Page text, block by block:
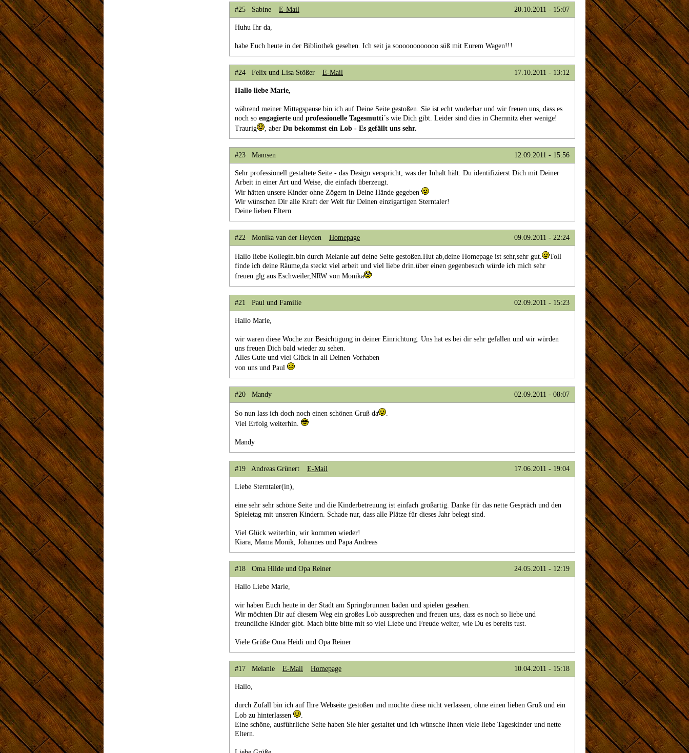
#25 Sabine E-Mail 20.10.2011 - 15:07
Huhu Ihr da,
habe Euch heute in der Bibliothek gesehen. Ich seit ja soooooooooooo süß mit Eurem Wagen!!!
#24 Felix und Lisa Stößer E-Mail 17.10.2011 - 13:12
Hallo liebe Marie,
während meiner Mittagspause bin ich auf Deine Seite gestoßen. Sie ist echt wuderbar und wir freuen uns, dass es
noch so engagierte und professionelle Tagesmutti´s wie Dich gibt. Leider sind dies in Chemnitz eher wenige!
Traurig
, aber Du bekommst ein Lob - Es gefällt uns sehr.
#23 Mamsen 12.09.2011 - 15:56
Sehr professionell gestaltete Seite - das Design verspricht, was der Inhalt hält. Du identifizierst Dich mit Deiner
Arbeit in einer Art und Weise, die einfach überzeugt.
Wir hätten unsere Kinder ohne Zögern in Deine Hände gegeben
Wir wünschen Dir alle Kraft der Welt für Deinen einzigartigen Sterntaler!
Deine lieben Eltern
#22 Monika van der Heyden Homepage 09.09.2011 - 22:24
Hallo liebe Kollegin.bin durch Melanie auf deine Seite gestoßen.Hut ab,deine Homepage ist sehr,sehr gut.
Toll
finde ich deine Räume,da steckt viel arbeit und viel liebe drin.über einen gegenbesuch würde ich mich sehr
freuen.glg aus Eschweiler,NRW von Monika
#21 Paul und Familie 02.09.2011 - 15:23
Hallo Marie,
wir waren diese Woche zur Besichtigung in deiner Einrichtung. Uns hat es bei dir sehr gefallen und wir würden
uns freuen Dich bald wieder zu sehen.
Alles Gute und viel Glück in all Deinen Vorhaben
von uns und Paul
#20 Mandy 02.09.2011 - 08:07
So nun lass ich doch noch einen schönen Gruß da
.
Viel Erfolg weiterhin.
Mandy
#19 Andreas Grünert E-Mail 17.06.2011 - 19:04
Liebe Sterntaler(in),
eine sehr sehr schöne Seite und die Kinderbetreuung ist einfach großartig. Danke für das nette Gespräch und den
Spieletag mit unseren Kindern. Schade nur, dass alle Plätze für dieses Jahr belegt sind.
Viel Glück weiterhin, wir kommen wieder!
Kiara, Mama Monik, Johannes und Papa Andreas
#18 Oma Hilde und Opa Reiner 24.05.2011 - 12:19
Hallo Liebe Marie,
wir haben Euch heute in der Stadt am Springbrunnen baden und spielen gesehen.
Wir möchten Dir auf diesem Weg ein großes Lob aussprechen und freuen uns, dass es noch so liebe und
freundliche Kinder gibt. Mach bitte bitte mit so viel Liebe und Freude weiter, wie Du es bereits tust.
Viele Grüße Oma Heidi und Opa Reiner
#17 Melanie E-Mail Homepage 10.04.2011 - 15:18
Hallo,
durch Zufall bin ich auf Ihre Webseite gestoßen und möchte diese nicht verlassen, ohne einen lieben Gruß und ein
Lob zu hinterlassen
.
Eine schöne, ausführliche Seite haben Sie hier gestaltet und ich wünsche Ihnen viele liebe Tageskinder und nette
Eltern.